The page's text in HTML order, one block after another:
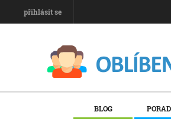
přihlásit se
BLOG